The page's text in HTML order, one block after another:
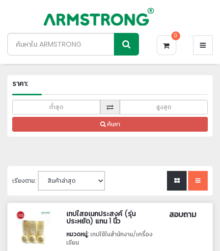
0
ราคา:
ค้นหา
เรียงตาม:
เทปใสอเนกประสงค์ (รุ่น
ประหยัด) แกน 1 นิ้ว
หมวดหมู่:เทปใช้ในสำนักงาน/เครื่อง
เขียน
สอบถาม